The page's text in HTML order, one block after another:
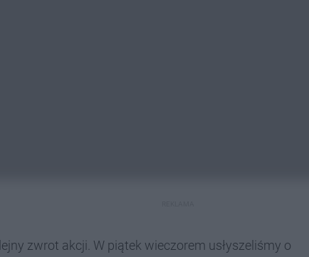
zwrot akcji. W piątek wieczorem usłyszeliśmy o